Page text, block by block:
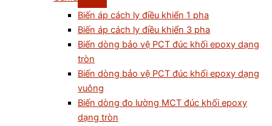
Biến áp cách ly điều khiển 1 pha
Biến áp cách ly điều khiển 3 pha
Biến dòng bảo vệ PCT đúc khối epoxy dạng
tròn
Biến dòng bảo vệ PCT đúc khối epoxy dạng
vuông
Biến dòng đo lường MCT đúc khối epoxy
dạng tròn